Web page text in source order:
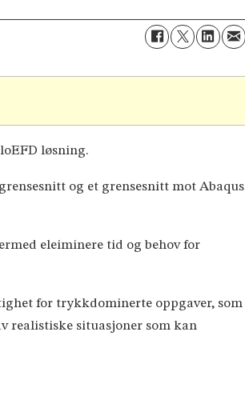
løsning.
og et grensesnitt mot Abaqus
eleiminere tid og behov for
for trykkdominerte oppgaver, som
realistiske situasjoner som kan